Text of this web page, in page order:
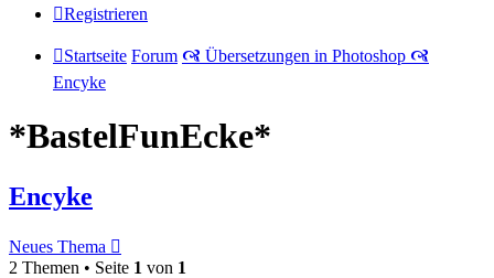
Registrieren
Startseite Forum 🙧 Übersetzungen in Photoshop 🙧
Encyke
*BastelFunEcke*
Encyke
Neues Thema
2 Themen • Seite 1 von 1